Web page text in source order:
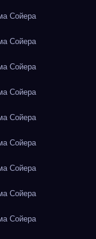
Сойера
Сойера
Сойера
Сойера
Сойера
Сойера
Сойера
Сойера
Сойера